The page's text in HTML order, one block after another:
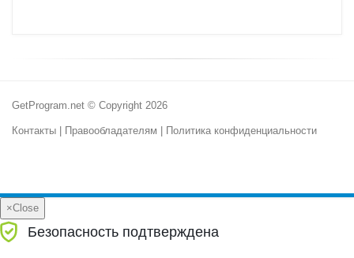
GetProgram.net © Copyright 2026
Контакты Правообладателям Политика конфиденциальности
×Close
Безопасность подтверждена